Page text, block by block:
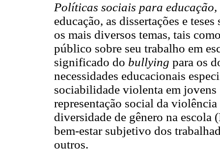
Políticas sociais para
educação, as dissertações e
os mais diversos temas, tais
público sobre seu trabalho em
significado do bullying para os
necessidades educacionais
sociabilidade violenta em
representação social da
diversidade de gênero na escola
bem-estar subjetivo dos
outros.